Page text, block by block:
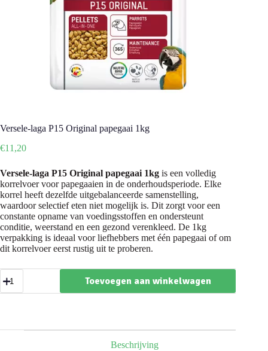
Versele-laga P15 Original papegaai 1kg
€11,20
Versele-laga P15 Original papegaai 1kg is een volledig
korrelvoer voor papegaaien in de onderhoudsperiode. Elke
korrel heeft dezelfde uitgebalanceerde samenstelling,
waardoor selectief eten niet mogelijk is. Dit zorgt voor een
constante opname van voedingsstoffen en ondersteunt
conditie, weerstand en een gezond verenkleed. De 1kg
verpakking is ideaal voor liefhebbers met één papegaai of om
dit korrelvoer eerst rustig uit te proberen.
laga
P15
Toevoegen aan winkelwagen
Beschrijving